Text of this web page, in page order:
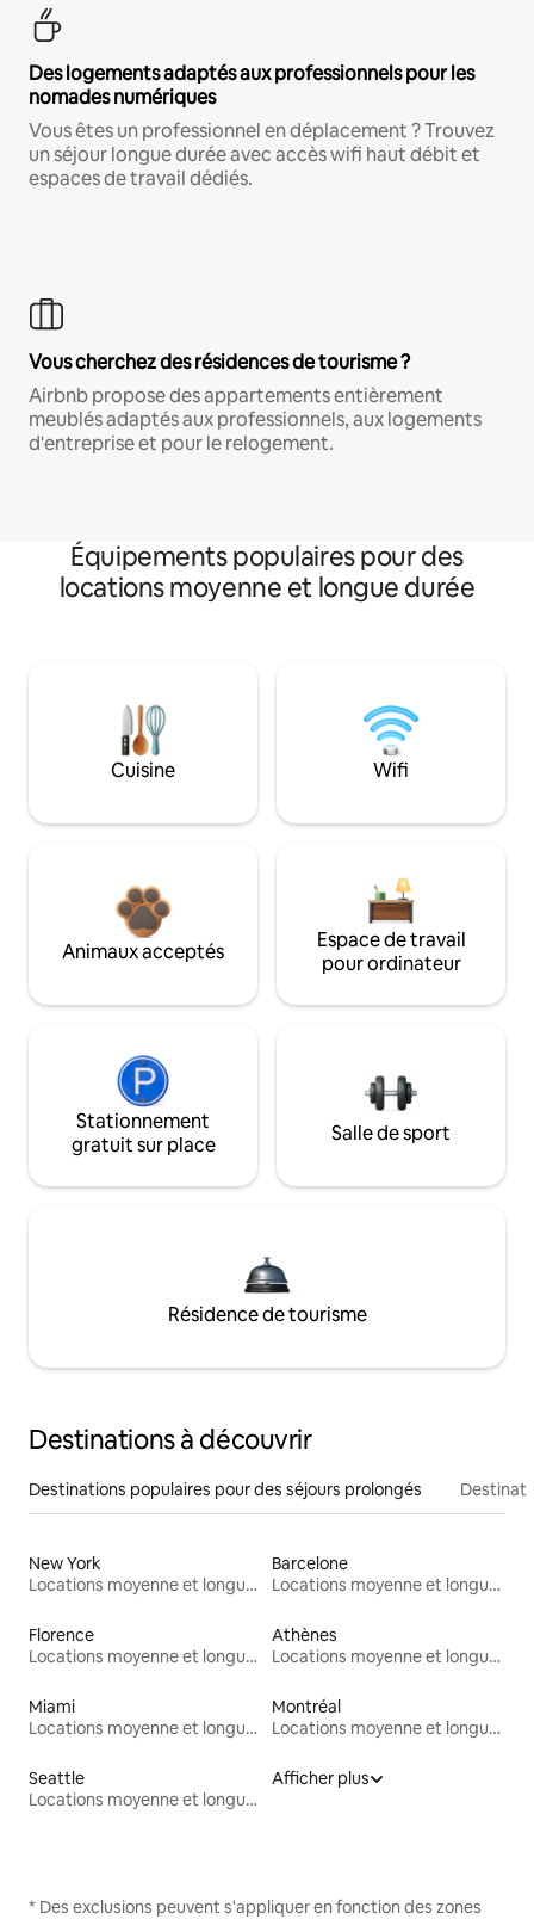
Des logements adaptés aux professionnels pour les
nomades numériques
Vous êtes un professionnel en déplacement ? Trouvez
un séjour longue durée avec accès wifi haut débit et
espaces de travail dédiés.
Vous cherchez des résidences de tourisme ?
Airbnb propose des appartements entièrement
meublés adaptés aux professionnels, aux logements
d'entreprise et pour le relogement.
Équipements populaires pour des
locations moyenne et longue durée
Cuisine Wifi
Animaux acceptés
Espace de travail
pour ordinateur
Stationnement
gratuit sur place
Salle de sport
Résidence de tourisme
Destinations à découvrir
Destinations populaires pour des séjours prolongés
New York
Locations moyenne et longue durée
Barcelone
Locations moyenne et longue durée
Florence
Locations moyenne et longue durée
Athènes
Locations moyenne et longue durée
Miami
Locations moyenne et longue durée
Montréal
Locations moyenne et longue durée
Seattle
Locations moyenne et longue durée
Afficher plus
* Des exclusions peuvent s'appliquer en fonction des zones